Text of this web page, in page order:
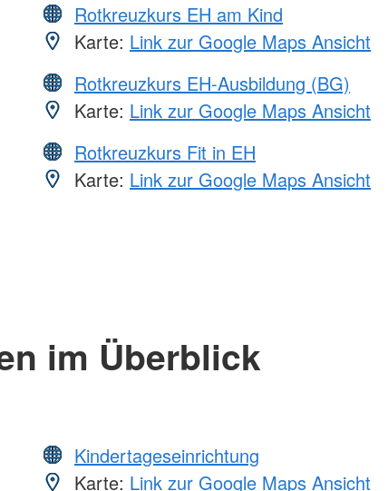
Rotkreuzkurs EH am Kind
Karte: Link zur Google Maps Ansicht
Rotkreuzkurs EH-Ausbildung (BG)
Karte: Link zur Google Maps Ansicht
Rotkreuzkurs Fit in EH
Karte: Link zur Google Maps Ansicht
im Überblick
Kindertageseinrichtung
Karte: Link zur Google Maps Ansicht